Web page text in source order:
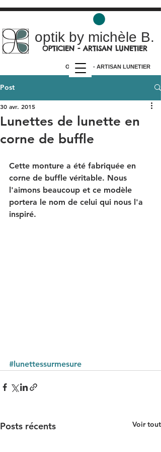
optik by michèle B.
OPTICIEN - ARTISAN LUNETIER
OPTICIEN - ARTISAN LUNETIER
Post
Lunettes de lunette en
corne de buffle
30 avr. 2015
Cette monture a été fabriquée en
corne de buffle véritable. Nous
l'aimons beaucoup et ce modèle
portera le nom de celui qui nous l'a
inspiré.
#lunettessurmesure
Posts récents Voir tout